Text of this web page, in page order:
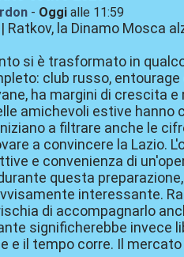
- Oggi alle 11:59
Ratkov, la Dinamo Mosca
si è trasformato in
club russo,
ha margini di crescita
amichevoli estive
a filtrare anche le
a convincere la Lazio.
e convenienza di
questa
interessante.
di accompagnarlo
significherebbe invece
e il tempo corre. Il